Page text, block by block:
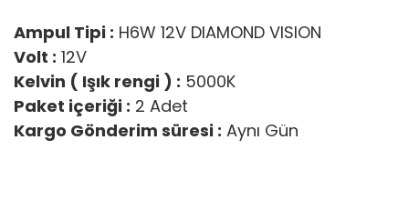
Ampul Tipi : H6W 12V DIAMOND VISION
Volt : 12V
Kelvin ( Işık rengi ) : 5000K
Paket içeriği : 2 Adet
Kargo Gönderim süresi : Aynı Gün